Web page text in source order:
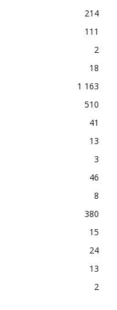
214
111
2
18
1 163
510
41
13
3
46
8
380
15
24
13
2